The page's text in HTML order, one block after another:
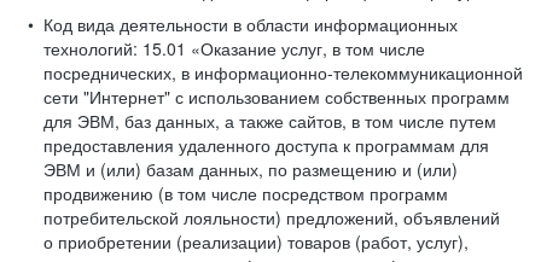
Код вида деятельности в области информационных
технологий: 15.01 «Оказание услуг, в том числе
посреднических, в информационно-телекоммуникационной
сети "Интернет" с использованием собственных программ
для ЭВМ, баз данных, а также сайтов, в том числе путем
предоставления удаленного доступа к программам для
ЭВМ и (или) базам данных, по размещению и (или)
продвижению (в том числе посредством программ
потребительской лояльности) предложений, объявлений
о приобретении (реализации) товаров (работ, услуг),